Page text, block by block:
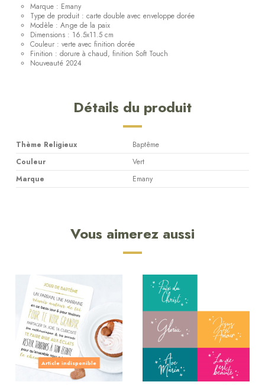
Marque : Emany
Type de produit : carte double avec enveloppe dorée
Modèle : Ange de la paix
Dimensions : 16.5x11.5 cm
Couleur : verte avec finition dorée
Finition : dorure à chaud, finition Soft Touch
Nouveauté 2024
Détails du produit
Thème Religieux
Baptême
Couleur
Vert
Marque
Emany
Vous aimerez aussi
Article indisponible